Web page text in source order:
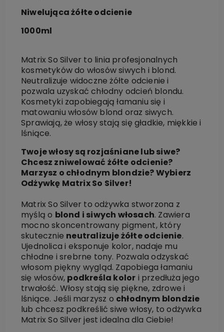
Niwelująca żółte odcienie
1000ml
Matrix So Silver to linia profesjonalnych
kosmetyków do włosów siwych i blond.
Neutralizuje widoczne żółte odcienie i
pozwala uzyskać chłodny odcień blondu.
Kosmetyki zapobiegają łamaniu się i
matowaniu włosów blond oraz siwych.
Sprawiają, że włosy stają się gładkie, miękkie i
lśniące.
Twoje włosy są rozjaśniane lub siwe?
Chcesz zniwelować żółte odcienie?
Marzysz o chłodnym blondzie? Wybierz
Odżywkę Matrix So Silver!
Matrix So Silver to odżywka stworzona z
myślą o blond i siwych włosach. Zawiera
mocno skoncentrowany pigment, który
skutecznie neutralizuje żółte odcienie.
Ujednolica i eksponuje kolor, nadaje mu
chłodne i srebrne tony. Pozwala odzyskać
włosom piękny wygląd. Zapobiega łamaniu
się włosów, podkreśla kolor i przedłuża jego
trwałość. Włosy stają się piękne, zdrowe i
lśniące. Jeśli marzysz o chłodnym blondzie
lub chcesz podkreślić siwe włosy, to odżywka
Matrix So Silver jest idealna dla Ciebie!